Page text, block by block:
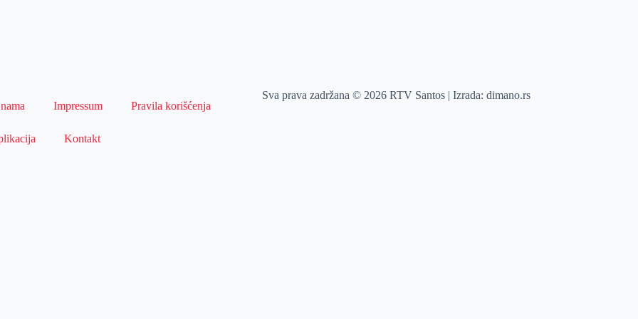
Impressum Pravila korišćenja
Kontakt
Sva prava zadržana © 2026 RTV Santos | Izrada:dimano.rs